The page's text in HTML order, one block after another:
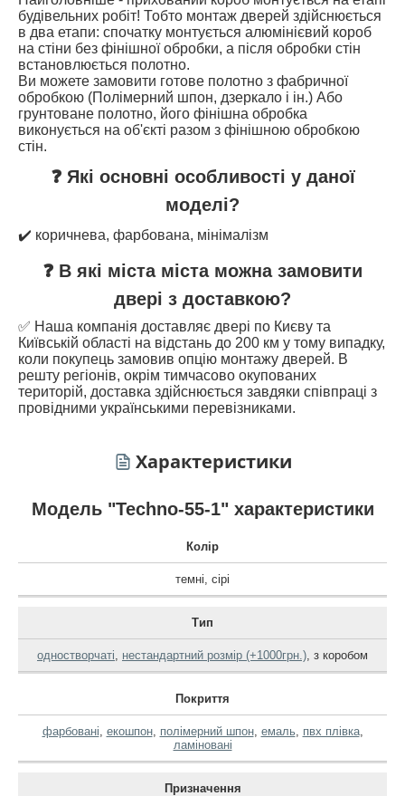
будівельних робіт! Тобто монтаж дверей здійснюється
в два етапи: спочатку монтується алюмінієвий короб
на стіни без фінішної обробки, а після обробки стін
встановлюється полотно.
Ви можете замовити готове полотно з фабричної
обробкою (Полімерний шпон, дзеркало і ін.) Або
грунтоване полотно, його фінішна обробка
виконується на об'єкті разом з фінішною обробкою
стін.
❓ Які основні особливості у даної
моделі?
✔️ коричнева, фарбована, мінімалізм
❓ В які міста міста можна замовити
двері з доставкою?
✅ Наша компанія доставляє двері по Києву та
Київській області на відстань до 200 км у тому випадку,
коли покупець замовив опцію монтажу дверей. В
решту регіонів, окрім тимчасово окупованих
територій, доставка здійснюється завдяки співпраці з
провідними українськими перевізниками.
Характеристики
Модель "Techno-55-1" характеристики
Колір
темні, сірі
Тип
одностворчаті, нестандартний розмір (+1000грн.), з коробом
Покриття
фарбовані, екошпон, полімерний шпон, емаль, пвх плівка,
ламіновані
Призначення